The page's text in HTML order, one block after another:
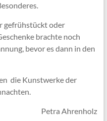
gefrühstückt oder
brachte noch
bevor es dann in den
die Kunstwerke der
Petra Ahrenholz